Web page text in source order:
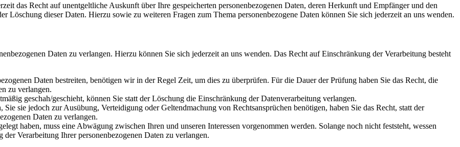
das Recht auf unentgeltliche Auskunft über Ihre gespeicherten personenbezogenen Daten, deren Herkunft und Empfänger und den
dieser Daten. Hierzu sowie zu weiteren Fragen zum Thema personenbezogene Daten können Sie sich jederzeit an uns wenden.
Daten zu verlangen. Hierzu können Sie sich jederzeit an uns wenden. Das Recht auf Einschränkung der Verarbeitung besteht
Daten bestreiten, benötigen wir in der Regel Zeit, um dies zu überprüfen. Für die Dauer der Prüfung haben Sie das Recht, die
zu verlangen.
geschah/geschieht, können Sie statt der Löschung die Einschränkung der Datenverarbeitung verlangen.
sie jedoch zur Ausübung, Verteidigung oder Geltendmachung von Rechtsansprüchen benötigen, haben Sie das Recht, statt der
Daten zu verlangen.
haben, muss eine Abwägung zwischen Ihren und unseren Interessen vorgenommen werden. Solange noch nicht feststeht, wessen
Verarbeitung Ihrer personenbezogenen Daten zu verlangen.